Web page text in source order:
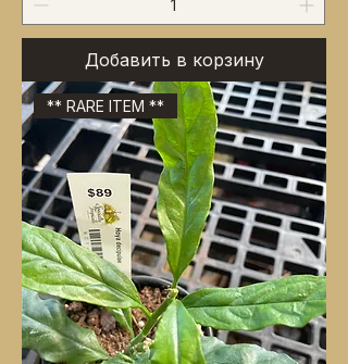
Добавить в корзину
** RARE ITEM **